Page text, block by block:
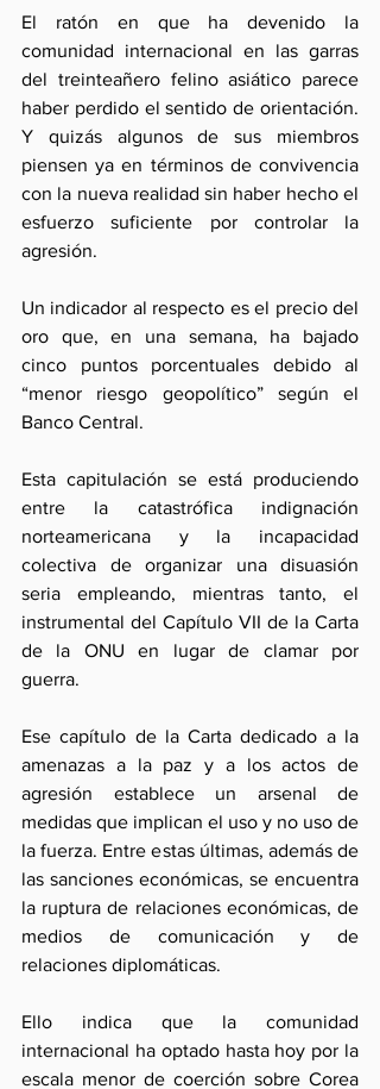
El ratón en que ha devenido la
comunidad internacional en las garras
del treinteañero felino asiático parece
haber perdido el sentido de orientación.
Y quizás algunos de sus miembros
piensen ya en términos de convivencia
con la nueva realidad sin haber hecho el
esfuerzo suficiente por controlar la
agresión.
Un indicador al respecto es el precio del
oro que, en una semana, ha bajado
cinco puntos porcentuales debido al
“menor riesgo geopolítico” según el
Banco Central.
Esta capitulación se está produciendo
entre la catastrófica indignación
norteamericana y la incapacidad
colectiva de organizar una disuasión
seria empleando, mientras tanto, el
instrumental del Capítulo VII de la Carta
de la ONU en lugar de clamar por
guerra.
Ese capítulo de la Carta dedicado a la
amenazas a la paz y a los actos de
agresión establece un arsenal de
medidas que implican el uso y no uso de
la fuerza. Entre estas últimas, además de
las sanciones económicas, se encuentra
la ruptura de relaciones económicas, de
medios de comunicación y de
relaciones diplomáticas.
Ello indica que la comunidad
internacional ha optado hasta hoy por la
escala menor de coerción sobre Corea